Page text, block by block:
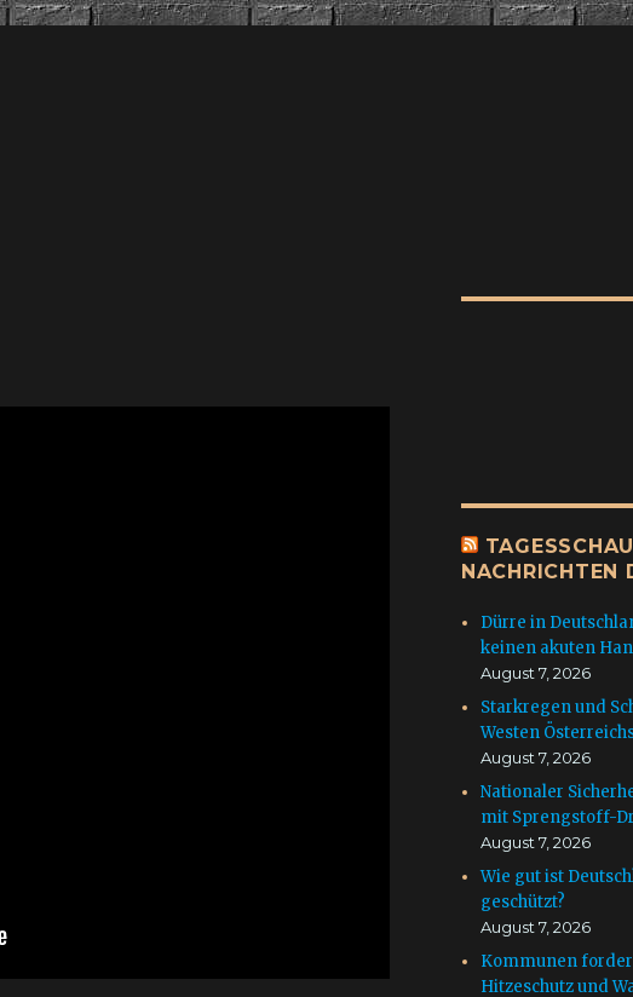
NACHRICHTEN
Dürre in
keinen akuten
August 7, 2026
Starkregen und
Westen
August 7, 2026
Nationaler
mit Sprengstoff-
August 7, 2026
Wie gut ist
geschützt?
August 7, 2026
Kommunen
Hitzeschutz und